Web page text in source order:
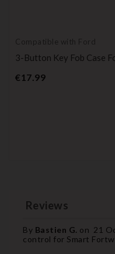
Compatible with Ford
3-Button Key Fob Case
€17.99Price
Reviews
By Bastien G. on 21
control for Smart